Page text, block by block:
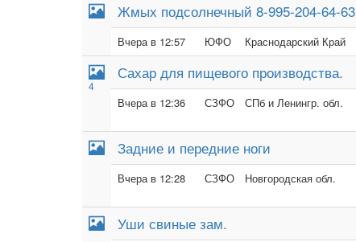
Жмых подсолнечный 8-995-204-64-63
Вчера в 12:57 ЮФО Краснодарский Край
4
Сахар для пищевого производства.
Вчера в 12:36 СЗФО СПб и Ленингр. обл.
Задние и передние ноги
Вчера в 12:28 СЗФО Новгородская обл.
Уши свиные зам.